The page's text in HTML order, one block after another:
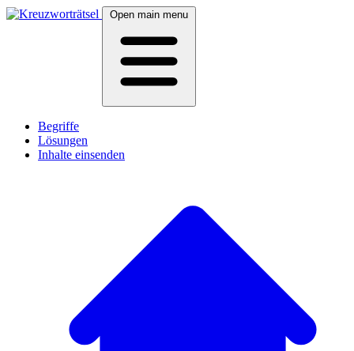
Open main menu
Begriffe
Lösungen
Inhalte einsenden